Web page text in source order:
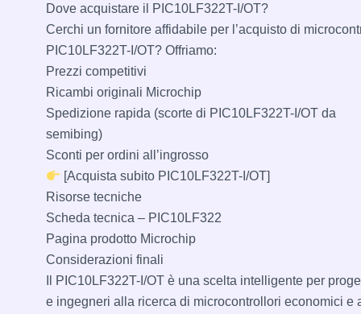
Dove acquistare il PIC10LF322T-I/OT?
Cerchi un fornitore affidabile per l’acquisto di
PIC10LF322T-I/OT? Offriamo:
Prezzi competitivi
Ricambi originali Microchip
Spedizione rapida (scorte di PIC10LF322T-I/OT da
semibing)
Sconti per ordini all’ingrosso
[Acquista subito PIC10LF322T-I/OT]
Risorse tecniche
Scheda tecnica – PIC10LF322
Pagina prodotto Microchip
Considerazioni finali
Il PIC10LF322T-I/OT è una scelta intelligente per
e ingegneri alla ricerca di microcontrollori economici e